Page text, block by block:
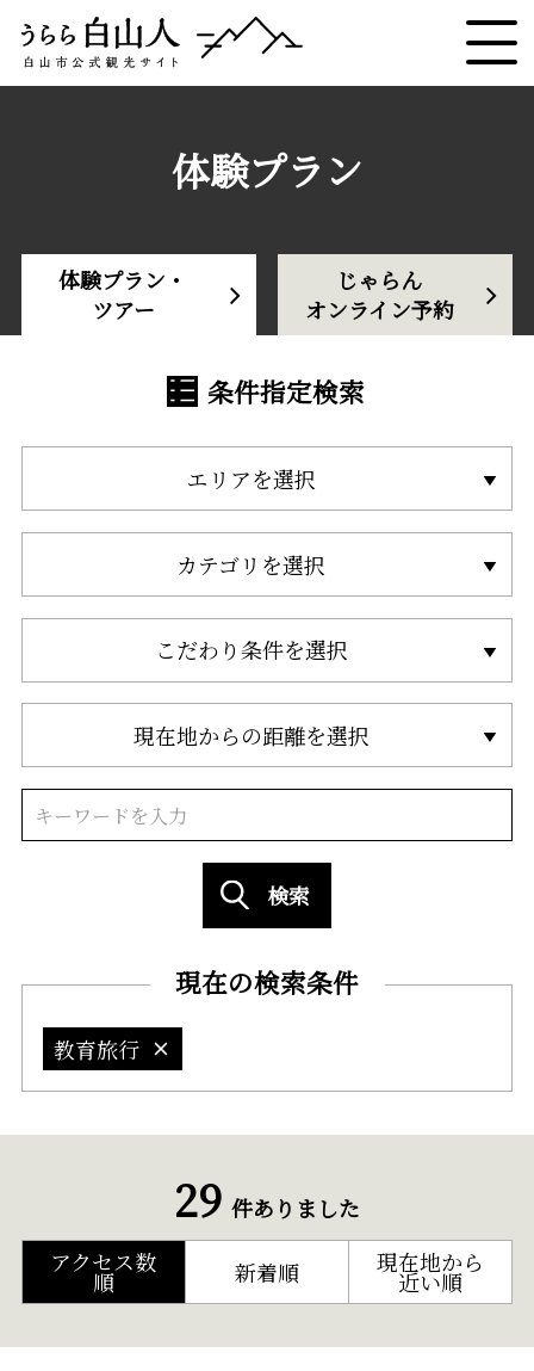
体験プラン
体験プラン・
ツアー
じゃらん
オンライン予約
条件指定検索
エリアを選択
カテゴリを選択
こだわり条件を選択
現在地からの距離を選択
検索
現在の検索条件
教育旅行
29 件ありました
アクセス数
順 新着順 現在地から
近い順